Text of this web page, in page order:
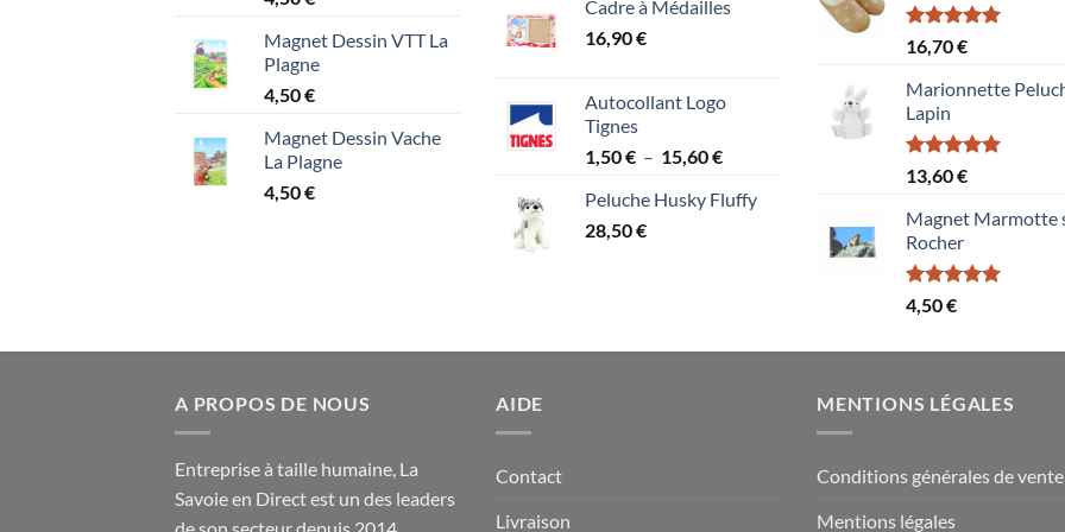
Magnet Dessin VTT La
Plagne
4,50€
Magnet Dessin Vache
La Plagne
4,50€
Cadre à Médailles
16,90€
Autocollant Logo
Tignes
1,50€ – 15,60€Plage
prix :
Peluche Husky Fluffy
28,50€
Note5.00
sur 5
16,70€
Marionnette
Lapin
Note5.00
sur 5
13,60€
Magnet Marmotte
Rocher
Note5.00
sur 5
4,50€
A PROPOS DE NOUS
Entreprise à taille humaine, La
Savoie en Direct est un des leaders
AIDE
Contact
Livraison
MENTIONS LÉGALES
Conditions générales de vente
Mentions légales